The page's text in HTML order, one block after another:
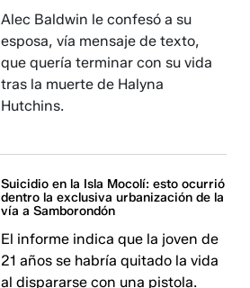
Alec Baldwin le confesó a su
esposa, vía mensaje de texto,
que quería terminar con su vida
tras la muerte de Halyna
Hutchins.
Suicidio en la Isla Mocolí: esto ocurrió
dentro la exclusiva urbanización de la
vía a Samborondón
El informe indica que la joven de
21 años se habría quitado la vida
al dispararse con una pistola.